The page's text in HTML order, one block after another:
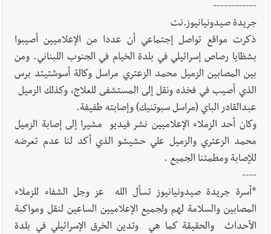
------------
جريدة صيدونيانيوز.نت
ذكرت مواقع تواصل إجتماعي أن عددا من الإعلاميين أصيبوا
بشظايا رصاص إسرائيلي في بلدة الخيام في الجنوب اللبناني. ومن
بين المصابين الزميل محمد الزعتري مراسل وكالة أسوشتيتد برس
الذي أصيب في فخذه ونقل إلى المستشفى للعلاج، وكذلك الزميل
عبدالقادر الباي (مراسل سبوتنيك) وإصابته طفيفة.
وكان أحد الزملاء الإعلاميين نشر فيديو مشيرا إلى إصابة الزميل
محمد الزعتري والزميل علي حشيشو الذي أكد لنا عدم تعرضه
للإصابة ومطمئنا الجميع .
----
*أسرة جريدة صيدونيانيوز تسأل الله عز وجل الشفاء للزملاء
المصابين والسلامة لهم ولجميع الإعلاميين الساعين لنقل ومواكبة
الأحداث والحقيقة كما هي وتدين الخرق الإسرائيلي في بلدة